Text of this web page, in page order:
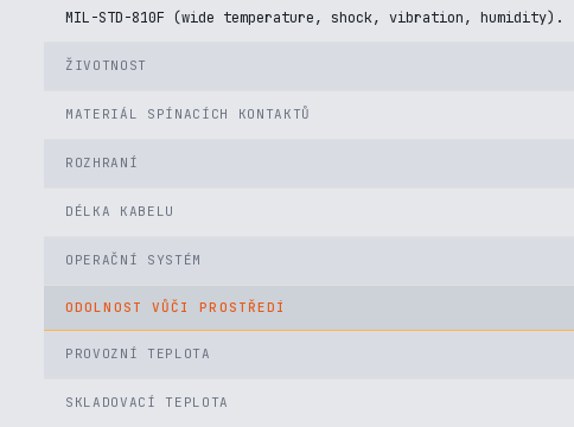
MIL-STD-810F (wide temperature, shock, vibration, humidity).
ŽIVOTNOST
MATERIÁL SPÍNACÍCH KONTAKTŮ
ROZHRANÍ
DÉLKA KABELU
OPERAČNÍ SYSTÉM
ODOLNOST VŮČI PROSTŘEDÍ
PROVOZNÍ TEPLOTA
SKLADOVACÍ TEPLOTA